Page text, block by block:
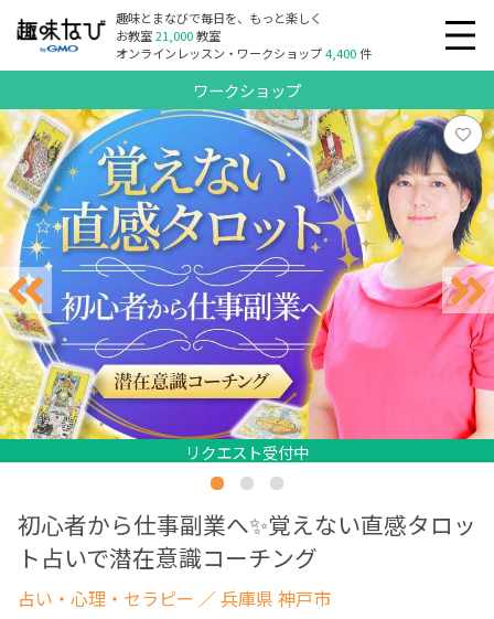
趣味とまなびで毎日を、もっと楽しく
お教室21,000教室
オンラインレッスン・ワークショップ4,400件
ワークショップ
リクエスト受付中
リクエスト受付中
リクエスト受付中
リクエスト受付中
初心者から仕事副業へ✨覚えない直感タロッ
ト占いで潜在意識コーチング
占い・心理・セラピー ／ 兵庫県 神戸市